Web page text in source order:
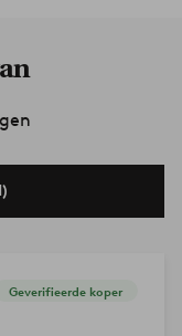
Geverifieerde koper